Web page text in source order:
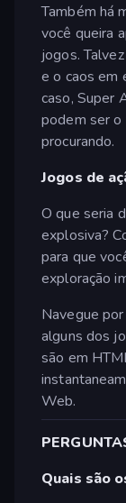
Também há
você queira
jogos.
e o caos em
caso, Super
podem ser
procurando.
Jogos de
O que seria
explosiva?
para que
exploração
Navegue
alguns dos
são em
Web.
Quais são